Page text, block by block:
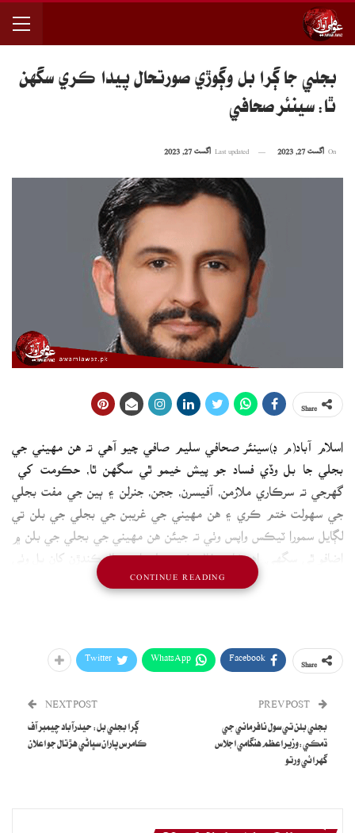
بجلي جا ڳرا بل وڳوڙي صورتحال پيدا ڪري سگهن
ٿا: سينئر صحافي
اگست 27, 2023 اگست 27, 2023
اسلام آباد(م ڊ)سينئر صحافي سليم صافي چيو آهي ته هن مهيني جي
بجلي جا بل وڏي فساد جو پيش خيمو ٿي سگهن ٿا، حڪومت کي
گهرجي ته سرڪاري ملازمن، آفيسرن، ججن، جنرلن ۽ ٻين جي مفت بجلي
جي سهولت ختم ڪري ۽ هن مهيني جي غريبن جي بجلي جي بلن تي
لڳايل سمورا ٽيڪس واپس وٺي ته جيئن هن مهيني جي بجلي جي بلن ۾
اضافو ٿي سگهي. اهو شارٽ فال مفت بجلي استعمال ڪندڙن کان بل وٺي
220 ارب جو مفت پيٽرول ۽ 550 ارب جي مفت بجلي غريب ملڪ ۾ اهو
Facebook
WhatsApp
Twitter
بجلي بلن تي سول نافرماني جي
ڌمڪي:وزيراعظم هنگامي اجلاس
گهرائي ورتو
NEXT POST
ڳرا بجلي بل: حيدرآباد چيمبر آف
ڪامرس پاران سڀاڻي هڙتال جو اعلان